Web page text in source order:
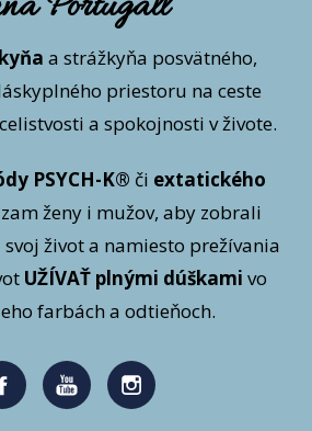
a strážkyňa posvätného,
priestoru na ceste
a spokojnosti v živote.
PSYCH-K® či extatického
ženy i mužov, aby zobrali
život a namiesto prežívania
UŽÍVAŤ plnými dúškami vo
farbách a odtieňoch.